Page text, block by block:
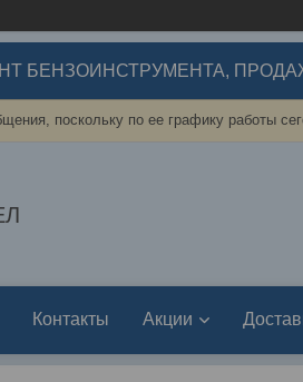
БЕНЗОИНСТРУМЕНТА,
поскольку по ее графику работы
Контакты Акции